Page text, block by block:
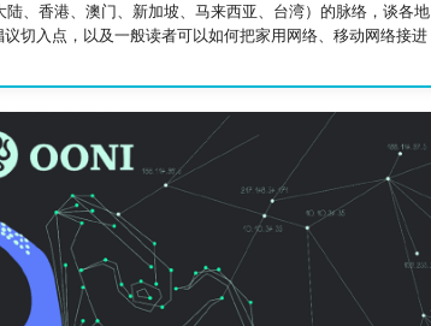
、香港、澳门、新加坡、马来西亚、台湾）的脉络，谈各地
切入点，以及一般读者可以如何把家用网络、移动网络接进